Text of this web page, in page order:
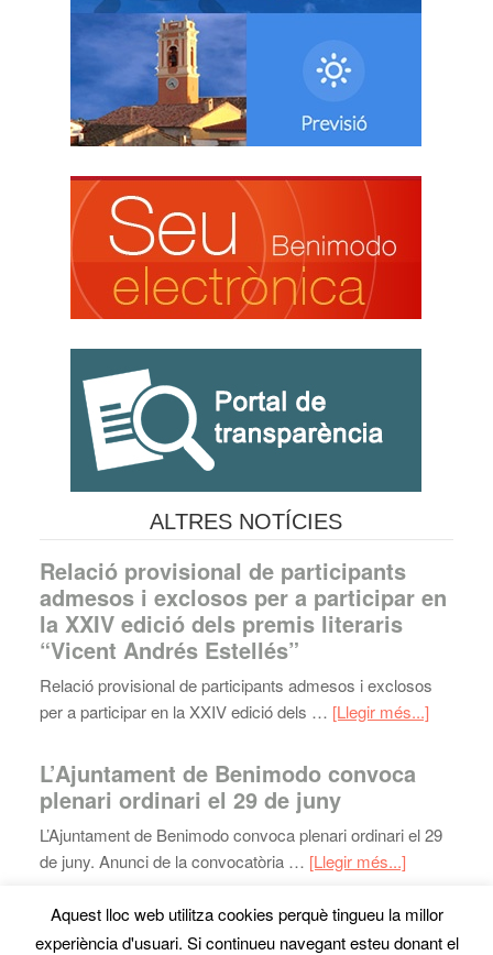
ALTRES NOTÍCIES
Relació provisional de participants
admesos i exclosos per a participar en
la XXIV edició dels premis literaris
“Vicent Andrés Estellés”
Relació provisional de participants admesos i exclosos
per a participar en la XXIV edició dels … [Llegir més...]
L’Ajuntament de Benimodo convoca
plenari ordinari el 29 de juny
L’Ajuntament de Benimodo convoca plenari ordinari el 29
de juny. Anunci de la convocatòria … [Llegir més...]
Aquest lloc web utilitza cookies perquè tingueu la millor
experiència d'usuari. Si continueu navegant esteu donant el